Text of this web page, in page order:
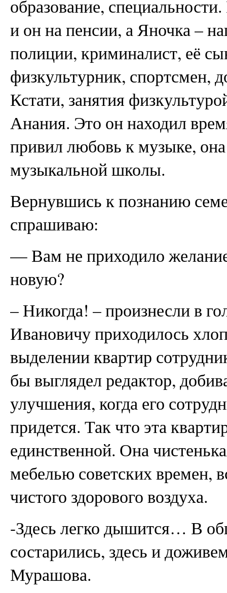
образование,
и он на пенсии, а Яночка –
полиции, криминалист, её
физкультурник, спортсмен,
Кстати, занятия
Анания. Это он находил
привил любовь к музыке,
музыкальной школы.
Вернувшись к познанию
спрашиваю:
— Вам не приходило
новую?
– Никогда! – произнесли в
Ивановичу приходилось
выделении квартир
бы выглядел редактор,
улучшения, когда его
придется. Так что эта
единственной. Она
мебелью советских времен,
чистого здорового воздуха.
-Здесь легко дышится… В
состарились, здесь и
Мурашова.